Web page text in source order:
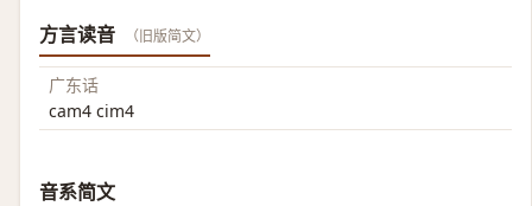
方言读音 （旧版简文）
广东话
cam4 cim4
音系简文